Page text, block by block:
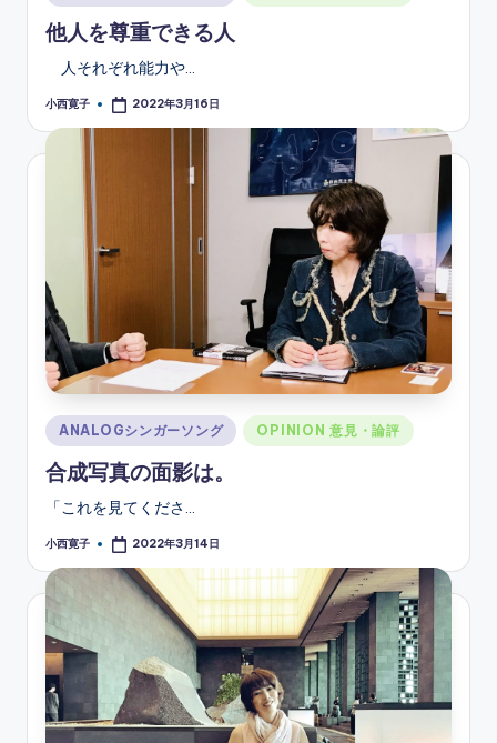
in
他人を尊重できる人
人それぞれ能力や…
Posted
小西寛子 2022年3月16日
Posted
in
ANALOGシンガーソング OPINION 意見・論評
合成写真の面影は。
「これを見てくださ…
Posted
小西寛子 2022年3月14日